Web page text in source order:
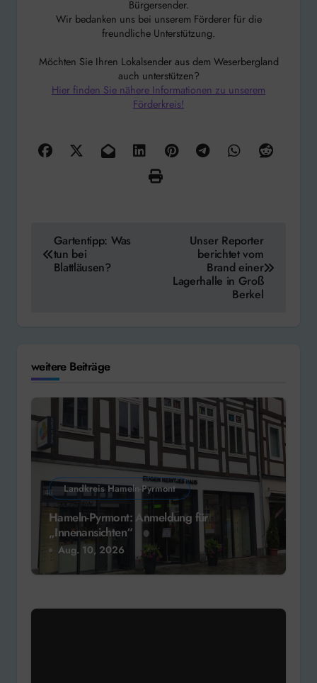
Bürgersender.
Wir bedanken uns bei unserem Förderer für die
freundliche Unterstützung.
Möchten Sie Ihren Lokalsender aus dem Weserbergland
auch unterstützen?
Hier finden Sie nähere Informationen zu unserem
Förderkreis!
Gartentipp: Was
tun bei
Blattläusen?
Unser Reporter
berichtet vom
Brand einer
Lagerhalle in Groß
Berkel
weitere Beiträge
Landkreis Hameln-Pyrmont
Hameln-Pyrmont: Anmeldung für
„Innenansichten“
Aug. 10, 2026